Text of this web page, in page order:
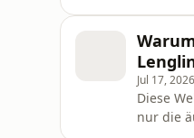
Jul 17, 2026
Diese
nur die